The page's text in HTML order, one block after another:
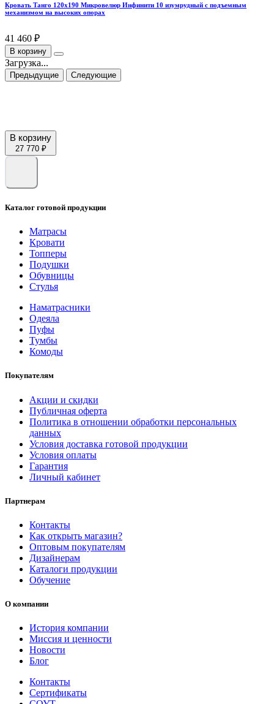
Кровать Танго 120х190 Микровелюр Инфинити 10 изумрудный с подъемным
механизмом на высоких опорах
41 460 ₽
В корзину
Загрузка...
Предыдущие Следующие
В корзину
27 770 ₽
Каталог готовой продукции
Матрасы
Кровати
Топперы
Подушки
Обувницы
Стулья
Наматрасники
Одеяла
Пуфы
Тумбы
Комоды
Покупателям
Акции и скидки
Публичная оферта
Политика в отношении обработки персональных
данных
Условия доставка готовой продукции
Условия оплаты
Гарантия
Личный кабинет
Партнерам
Контакты
Как открыть магазин?
Оптовым покупателям
Дизайнерам
Каталоги продукции
Обучение
О компании
История компании
Миссия и ценности
Новости
Блог
Контакты
Сертификаты